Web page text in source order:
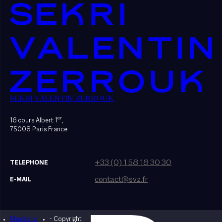
SEKRI VALENTIN ZERROUK
16 cours Albert 1er,
75008 Paris France
TELEPHONE +33 (0) 1 58 18 30 30
E-MAIL contact@svz.fr
Mentions - Copyright Designed by Bonhomme